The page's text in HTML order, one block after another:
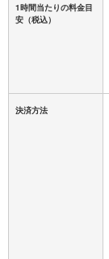
1時間当たりの料金目
安 （税込）
決済方法